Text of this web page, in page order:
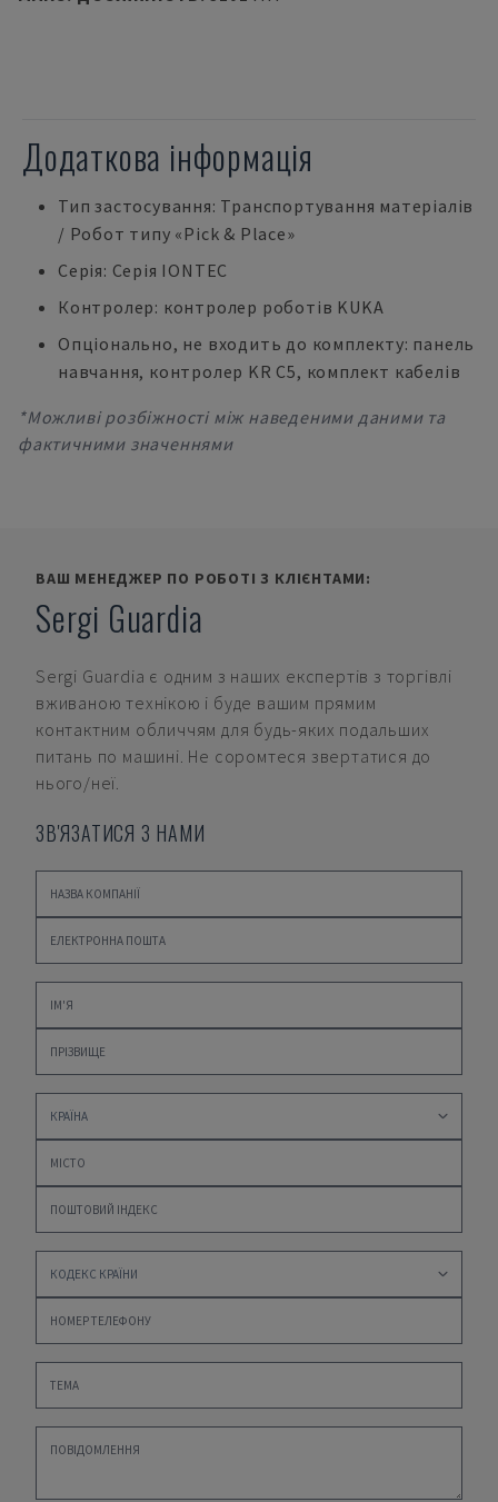
Додаткова інформація
Тип застосування: Транспортування матеріалів
/ Робот типу «Pick & Place»
Серія: Серія IONTEC
Контролер: контролер роботів KUKA
Опціонально, не входить до комплекту: панель
навчання, контролер KR C5, комплект кабелів
*Можливі розбіжності між наведеними даними та
фактичними значеннями
ВАШ МЕНЕДЖЕР ПО РОБОТІ З КЛІЄНТАМИ:
Sergi Guardia
Sergi Guardia є одним з наших експертів з торгівлі
вживаною технікою і буде вашим прямим
контактним обличчям для будь-яких подальших
питань по машині. Не соромтеся звертатися до
нього/неї.
ЗВ'ЯЗАТИСЯ З НАМИ